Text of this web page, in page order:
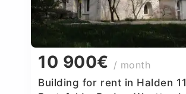
10 900€ / month
Building for rent in Halden